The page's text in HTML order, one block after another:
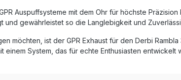
erstklassige Qualität.Die Installation
erfolgt Plug-and-Play – sämtliche
Lieferumfang enthalten. Dennoch wird
die Montage in einer Fachwerkstatt
empfohlen, um die beste
Auspuffsysteme mit dem Ohr für höchste
und gewährleistet so die Langlebigkeit und
möchten, ist der GPR Exhaust für den Derbi
einem System, das für echte Enthusiasten entwickelt